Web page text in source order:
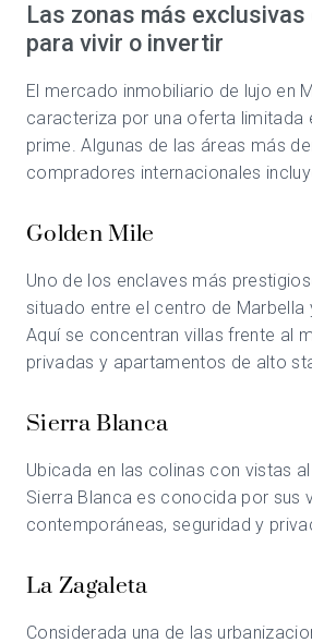
Las zonas más
para vivir o invertir
El mercado inmobiliario de lujo en
caracteriza por una oferta limitada
prime. Algunas de las áreas más
compradores internacionales
Golden Mile
Uno de los enclaves más
situado entre el centro de Marbella
Aquí se concentran villas frente al
privadas y apartamentos de alto
Sierra Blanca
Ubicada en las colinas con vistas
Sierra Blanca es conocida por sus
contemporáneas, seguridad y
La Zagaleta
Considerada una de las